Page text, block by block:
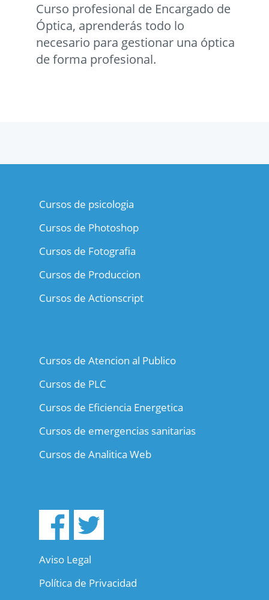
Curso profesional de Encargado de
Óptica, aprenderás todo lo
necesario para gestionar una óptica
de forma profesional.
Cursos de psicologia
Cursos de Photoshop
Cursos de Fotografia
Cursos de Produccion
Cursos de Actionscript
Cursos de Atencion al Publico
Cursos de PLC
Cursos de Eficiencia Energetica
Cursos de emergencias sanitarias
Cursos de Analitica Web
Aviso Legal
Política de Privacidad